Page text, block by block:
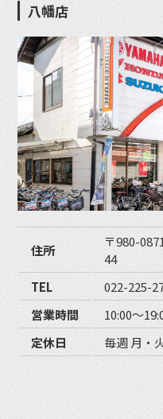
八幡店
住所
〒980-
44
TEL
022-225-
営業時間
10:00〜
定休日
毎週 月・